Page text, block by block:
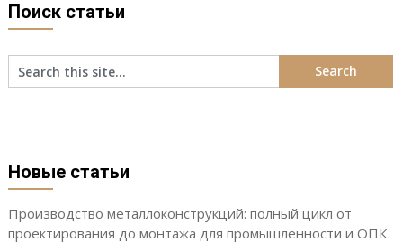
Поиск статьи
Новые статьи
Производство металлоконструкций: полный цикл от
проектирования до монтажа для промышленности и ОПК